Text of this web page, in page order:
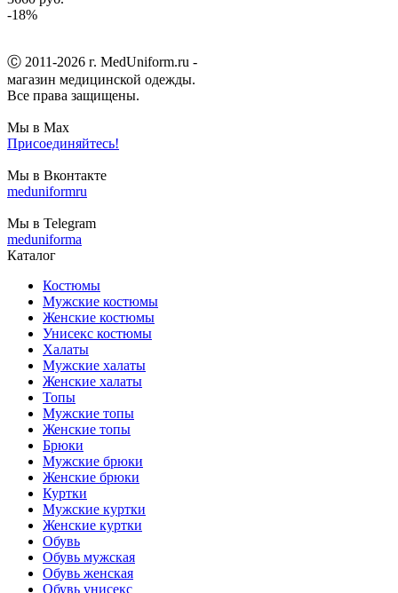
-18%
Ⓒ 2011-2026 г. MedUniform.ru -
магазин медицинской одежды.
Все права защищены.
Мы в Max
Присоединяйтесь!
Мы в Вконтакте
meduniformru
Мы в Telegram
meduniforma
Каталог
Костюмы
Мужские костюмы
Женские костюмы
Унисекс костюмы
Халаты
Мужские халаты
Женские халаты
Топы
Мужские топы
Женские топы
Брюки
Мужские брюки
Женские брюки
Куртки
Мужские куртки
Женские куртки
Обувь
Обувь мужская
Обувь женская
Обувь унисекс